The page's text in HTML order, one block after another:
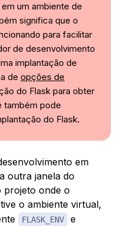
um ambiente de
significa que o
para facilitar
de desenvolvimento
implantação de
de opções de
do Flask para obter
também pode
do Flask.
em
outra janela do
projeto onde o
o ambiente virtual,
FLASK_ENV e